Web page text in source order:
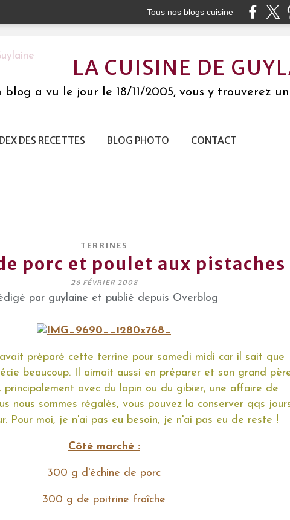
Tous nos blogs cuisine
LA CUISINE DE
blog a vu le jour le 18/11/2005, vous y trouverez
DES RECETTES BLOG PHOTO CONTACT
TERRINES
porc et poulet aux pistaches
26 FÉVRIER 2008
par guylaine et publié depuis Overblog
préparé cette terrine pour samedi midi car il sait que
beaucoup. Il aimait aussi en préparer et son grand
principalement avec du lapin ou du gibier, une affaire de
nous sommes régalés, vous pouvez la conserver qqs
Pour moi, je n'ai pas eu besoin, je n'ai pas eu de reste !
Côté marché :
300 g d'échine de porc
300 g de poitrine fraîche